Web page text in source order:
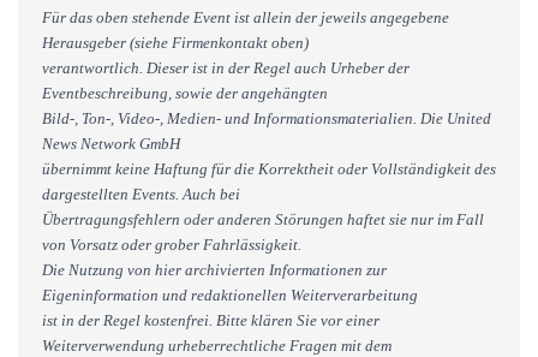
Für das oben stehende Event ist allein der jeweils angegebene
Herausgeber (siehe Firmenkontakt oben)
verantwortlich. Dieser ist in der Regel auch Urheber der
Eventbeschreibung, sowie der angehängten
Bild-, Ton-, Video-, Medien- und Informationsmaterialien. Die United
News Network GmbH
übernimmt keine Haftung für die Korrektheit oder Vollständigkeit des
dargestellten Events. Auch bei
Übertragungsfehlern oder anderen Störungen haftet sie nur im Fall
von Vorsatz oder grober Fahrlässigkeit.
Die Nutzung von hier archivierten Informationen zur
Eigeninformation und redaktionellen Weiterverarbeitung
ist in der Regel kostenfrei. Bitte klären Sie vor einer
Weiterverwendung urheberrechtliche Fragen mit dem